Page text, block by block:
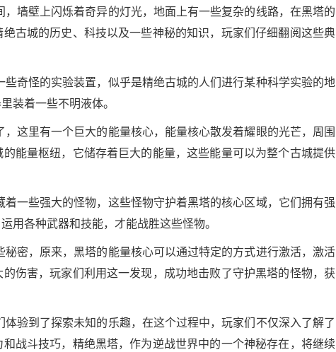
墙壁上闪烁着奇异的灯光，地面上有一些复杂的线路，在黑塔的
古城的历史、科技以及一些神秘的知识，玩家们仔细翻阅这些典
奇怪的实验装置，似乎是精绝古城的人们进行某种科学实验的地
装着一些不明液体。
这里有一个巨大的能量核心，能量核心散发着耀眼的光芒，周围
能量枢纽，它储存着巨大的能量，这些能量可以为整个古城提供
一些强大的怪物，这些怪物守护着黑塔的核心区域，它们拥有强
用各种武器和技能，才能战胜这些怪物。
密，原来，黑塔的能量核心可以通过特定的方式进行激活，激活
伤害，玩家们利用这一发现，成功地击败了守护黑塔的怪物，获
验到了探索未知的乐趣，在这个过程中，玩家们不仅深入了解了
战斗技巧，精绝黑塔，作为逆战世界中的一个神秘存在，将继续